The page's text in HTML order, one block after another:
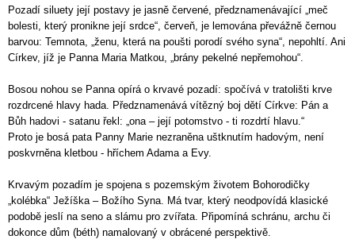
Pozadí siluety její postavy je jasně červené, předznamenávající „meč
bolesti, který pronikne její srdce“, červeň, je lemována převážně černou
barvou: Temnota, „ženu, která na poušti porodí svého syna“, nepohltí. Ani
Církev, jíž je Panna Maria Matkou, „brány pekelné nepřemohou“.
Bosou nohou se Panna opírá o krvavé pozadí: spočívá v tratolišti krve
rozdrcené hlavy hada. Předznamenává vítězný boj dětí Církve: Pán a
Bůh hadovi - satanu řekl: „ona – její potomstvo - ti rozdrtí hlavu.“
Proto je bosá pata Panny Marie nezraněna uštknutím hadovým, není
poskvrněna kletbou - hříchem Adama a Evy.
Krvavým pozadím je spojena s pozemským životem Bohorodičky
„kolébka“ Ježíška – Božího Syna. Má tvar, který neodpovídá klasické
podobě jeslí na seno a slámu pro zvířata. Připomíná schránu, archu či
dokonce dům (béth) namalovaný v obrácené perspektivě.